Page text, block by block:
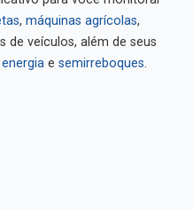
, máquinas agrícolas,
de veículos, além de seus
e semirreboques.